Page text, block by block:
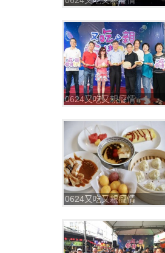
0624又吃又親癡情
0624又吃又親癡情